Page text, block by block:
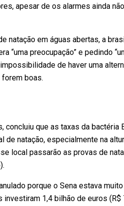
apesar de os alarmes ainda
natação em águas abertas, a
“uma preocupação” e pedindo
de haver uma
boas.
concluiu que as taxas da bactéria
de natação, especialmente na
local passarão as provas de
porque o Sena estava
1,4 bilhão de euros (R$